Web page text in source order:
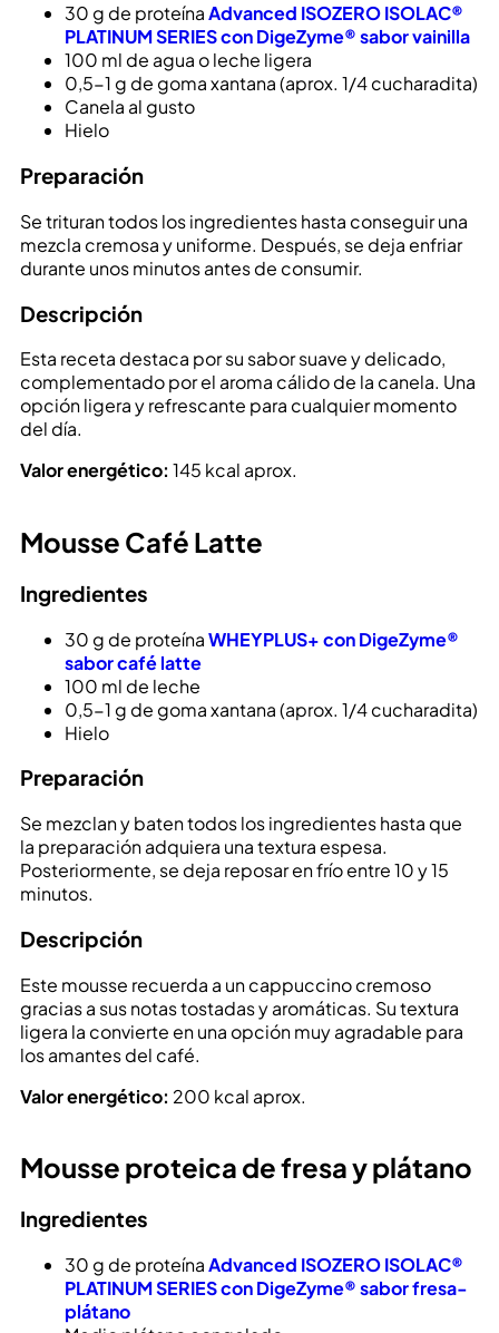
30 g de proteínaAdvanced ISOZERO ISOLAC®
PLATINUM SERIES con DigeZyme® sabor vainilla
100 ml de agua o leche ligera
0,5-1 g de goma xantana (aprox. 1/4 cucharadita)
Canela al gusto
Hielo
Preparación
Se trituran todos los ingredientes hasta conseguir una
mezcla cremosa y uniforme. Después, se deja enfriar
durante unos minutos antes de consumir.
Descripción
Esta receta destaca por su sabor suave y delicado,
complementado por el aroma cálido de la canela. Una
opción ligera y refrescante para cualquier momento
del día.
Valor energético: 145 kcal aprox.
Mousse Café Latte
Ingredientes
30 g de proteínaWHEYPLUS+ con DigeZyme®
sabor café latte
100 ml de leche
0,5-1 g de goma xantana (aprox. 1/4 cucharadita)
Hielo
Preparación
Se mezclan y baten todos los ingredientes hasta que
la preparación adquiera una textura espesa.
Posteriormente, se deja reposar en frío entre 10 y 15
minutos.
Descripción
Este mousse recuerda a un cappuccino cremoso
gracias a sus notas tostadas y aromáticas. Su textura
ligera la convierte en una opción muy agradable para
los amantes del café.
Valor energético: 200 kcal aprox.
Mousse proteica de fresa y plátano
Ingredientes
30 g de proteínaAdvanced ISOZERO ISOLAC®
PLATINUM SERIES con DigeZyme® sabor fresa-
plátano